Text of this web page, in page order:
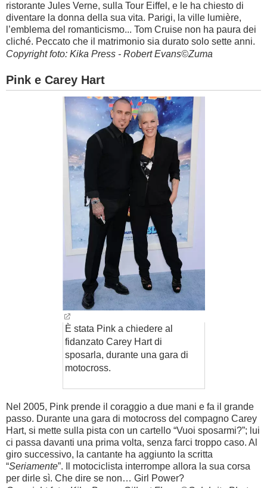
ristorante Jules Verne, sulla Tour Eiffel, e le ha chiesto di
diventare la donna della sua vita. Parigi, la ville lumière,
l’emblema del romanticismo... Tom Cruise non ha paura dei
cliché. Peccato che il matrimonio sia durato solo sette anni.
Copyright foto: Kika Press - Robert Evans©Zuma
Pink e Carey Hart
È stata Pink a chiedere al
fidanzato Carey Hart di
sposarla, durante una gara di
motocross.
Nel 2005, Pink prende il coraggio a due mani e fa il grande
passo. Durante una gara di motocross del compagno Carey
Hart, si mette sulla pista con un cartello “Vuoi sposarmi?”; lui
ci passa davanti una prima volta, senza farci troppo caso. Al
giro successivo, la cantante ha aggiunto la scritta
“Seriamente”. Il motociclista interrompe allora la sua corsa
per dirle sì. Che dire se non… Girl Power?